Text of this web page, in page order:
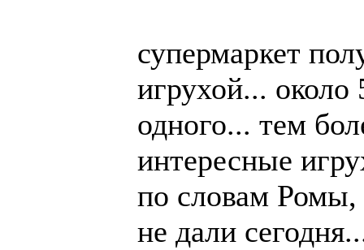
супермаркет
игрухой...
одного... тем
интересные
по словам
не дали